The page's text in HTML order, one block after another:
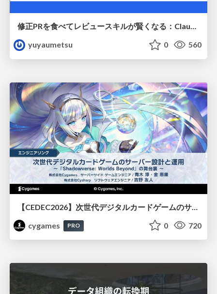
修正PRを食べてレビュースキルが賢くなる：Claude Codeによる自己改善サイクル
yuyaumetsu
0 560
cygames
PRO 0 720